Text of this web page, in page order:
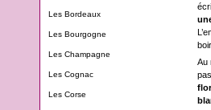
Les Bordeaux
Les Bourgogne
Les Champagne
Les Cognac
Les Corse
Au